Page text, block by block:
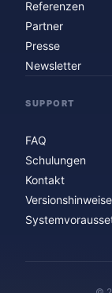
Referenzen
Partner
Presse
Newsletter
SUPPORT
FAQ
Schulungen
Kontakt
Versionshinweise